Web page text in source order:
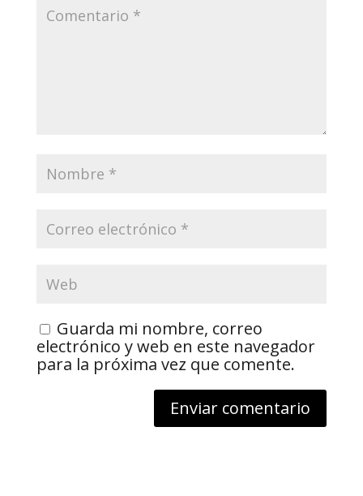
Guarda mi nombre, correo
electrónico y web en este navegador
para la próxima vez que comente.